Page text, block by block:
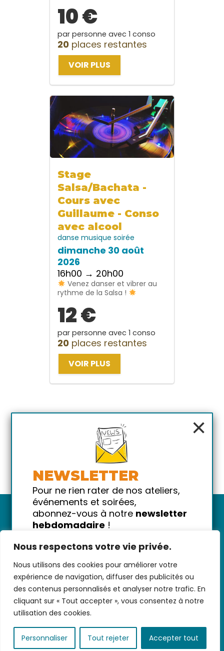
Nous respectons votre vie privée.
Nous utilisons des cookies pour améliorer votre
expérience de navigation, diffuser des publicités ou
des contenus personnalisés et analyser notre trafic. En
cliquant sur « Tout accepter », vous consentez à notre
utilisation des cookies.
Personnaliser Tout rejeter Accepter tout
10 €
par personne avec 1 conso
20 places restantes
VOIR PLUS
Stage
Salsa/Bachata -
Cours avec
Guillaume - Conso
avec alcool
danse musique soirée
dimanche 30 août
2026
16h00 → 20h00
Venez danser et vibrer au
rythme de la Salsa !
12 €
par personne avec 1 conso
20 places restantes
VOIR PLUS
Nous contacter-CGV/CGU-Données
personnelles-Infos pratiques- FAQ
×
NEWSLETTER
Pour ne rien rater de nos ateliers,
événements et soirées,
abonnez-vous à notre newsletter
hebdomadaire !
!
Votre email